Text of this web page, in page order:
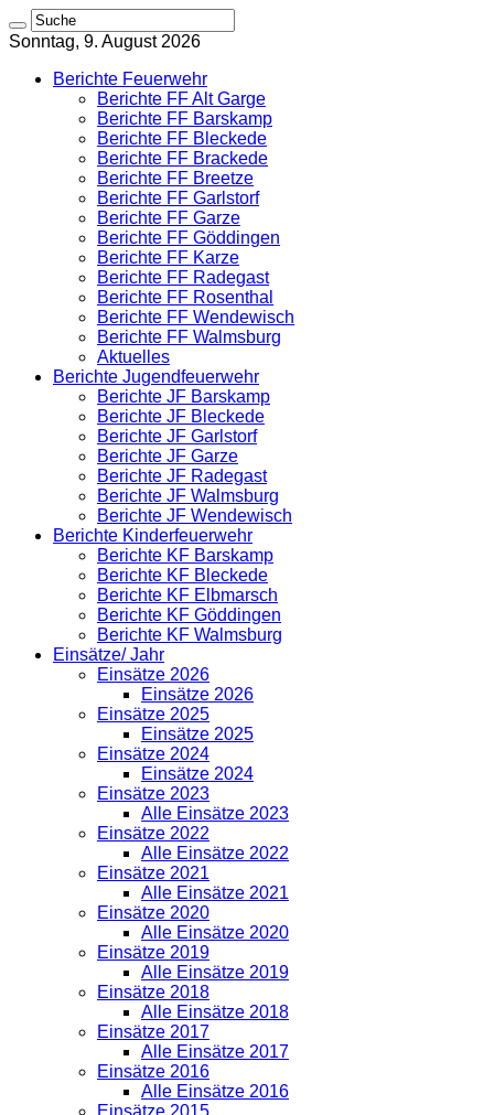
Sonntag, 9. August 2026
Berichte Feuerwehr
Berichte FF Alt Garge
Berichte FF Barskamp
Berichte FF Bleckede
Berichte FF Brackede
Berichte FF Breetze
Berichte FF Garlstorf
Berichte FF Garze
Berichte FF Göddingen
Berichte FF Karze
Berichte FF Radegast
Berichte FF Rosenthal
Berichte FF Wendewisch
Berichte FF Walmsburg
Aktuelles
Berichte Jugendfeuerwehr
Berichte JF Barskamp
Berichte JF Bleckede
Berichte JF Garlstorf
Berichte JF Garze
Berichte JF Radegast
Berichte JF Walmsburg
Berichte JF Wendewisch
Berichte Kinderfeuerwehr
Berichte KF Barskamp
Berichte KF Bleckede
Berichte KF Elbmarsch
Berichte KF Göddingen
Berichte KF Walmsburg
Einsätze/ Jahr
Einsätze 2026
Einsätze 2026
Einsätze 2025
Einsätze 2025
Einsätze 2024
Einsätze 2024
Einsätze 2023
Alle Einsätze 2023
Einsätze 2022
Alle Einsätze 2022
Einsätze 2021
Alle Einsätze 2021
Einsätze 2020
Alle Einsätze 2020
Einsätze 2019
Alle Einsätze 2019
Einsätze 2018
Alle Einsätze 2018
Einsätze 2017
Alle Einsätze 2017
Einsätze 2016
Alle Einsätze 2016
Einsätze 2015